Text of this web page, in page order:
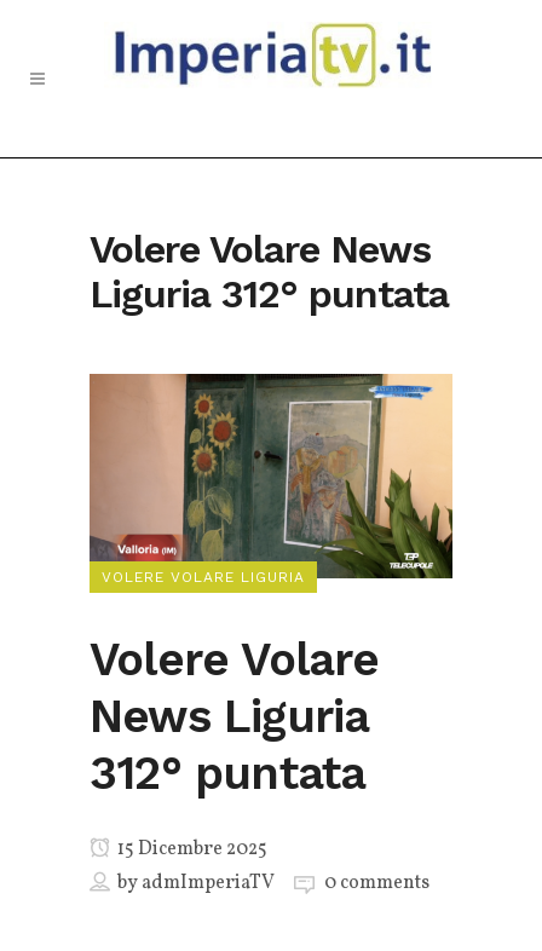
Volere Volare News
Liguria 312° puntata
VOLERE VOLARE LIGURIA
Volere Volare
News Liguria
312° puntata
15 Dicembre 2025
byadmImperiaTV 0 comments